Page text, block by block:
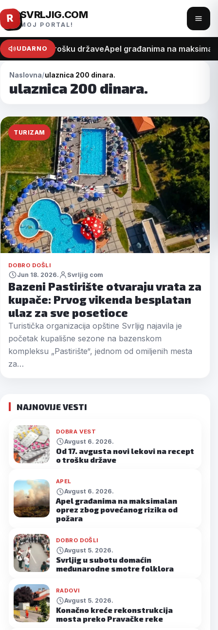
Pređi
na
sadržaj
R SVRLJIG.COM
MOJ PORTAL!
meni
UDARNO
recept o trošku državeApel građanima na
Naslovna ulaznica 200 dinara.
ulaznica 200 dinara.
TURIZAM
DOBRO DOŠLI
Jun 18. 2026. Svrljig com
Bazeni Pastirište otvaraju vrata za
kupače: Prvog vikenda besplatan
ulaz za sve posetioce
Turistička organizacija opštine Svrljig najavila je
početak kupališne sezone na bazenskom
kompleksu „Pastirište“, jednom od omiljenih mesta
za…
NAJNOVIJE VESTI
DOBRA VEST
Avgust 6. 2026.
Od 17. avgusta novi lekovi na recept
o trošku države
APEL
Avgust 6. 2026.
Apel građanima na maksimalan
oprez zbog povećanog rizika od
požara
DOBRO DOŠLI
Avgust 5. 2026.
Svrljig u subotu domaćin
međunarodne smotre folklora
RADOVI
Avgust 5. 2026.
Konačno kreće rekonstrukcija
mosta preko Pravačke reke